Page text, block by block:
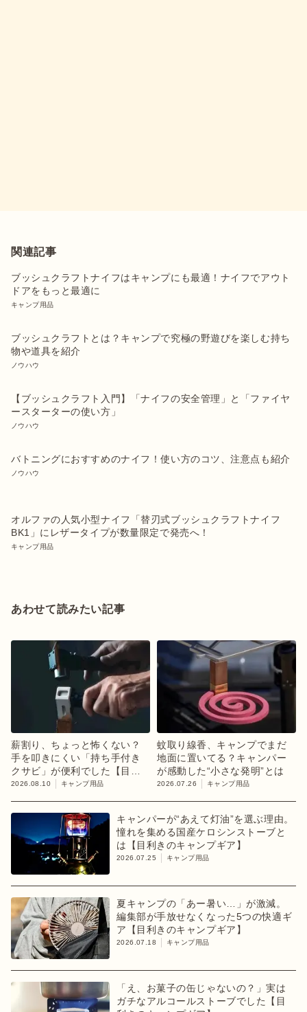
関連記事
ブッシュクラフトナイフはキャンプにも最適！ナイフでアウト
ドアをもっと最適に
キャンプ用品
ブッシュクラフトとは？キャンプで究極の野遊びを楽しむ持ち
物や道具を紹介
ノウハウ
【ブッシュクラフト入門】「ナイフの安全管理」と「ファイヤ
ースターターの使い方」
ノウハウ
バトニングにおすすめのナイフ！使い方のコツ、注意点も紹介
ノウハウ
オルファの人気小型ナイフ「替刃式ブッシュクラフトナイフ
BK1」にレザータイプが数量限定で発売へ！
キャンプ用品
あわせて読みたい記事
薪割り、ちょっと怖くない？
手を叩きにくい「持ち手付き
クサビ」が便利でした【目利
きのキャンプギア】
2026.08.10 キャンプ用品
蚊取り線香、キャンプでまだ
地面に置いてる？キャンパー
が感動した“小さな発明”とは
2026.07.26 キャンプ用品
キャンパーが“あえて灯油”を選ぶ理由。
憧れを集める国産ケロシンストーブと
は【目利きのキャンプギア】
2026.07.25 キャンプ用品
夏キャンプの「あー暑い…」が激減。
編集部が手放せなくなった5つの快適ギ
ア【目利きのキャンプギア】
2026.07.18 キャンプ用品
「え、お菓子の缶じゃないの？」実は
ガチなアルコールストーブでした【目